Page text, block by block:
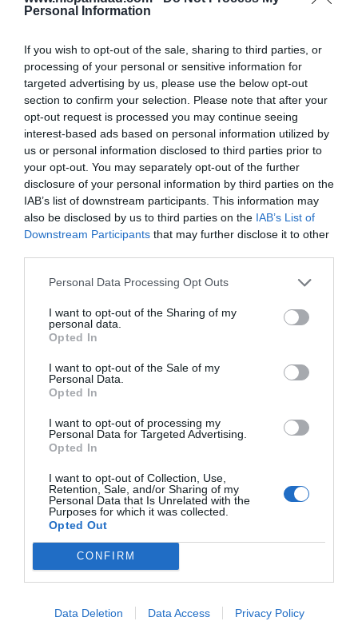
Personal Information
If you wish to opt-out of the sale, sharing to third parties, or
processing of your personal or sensitive information for
targeted advertising by us, please use the below opt-out
section to confirm your selection. Please note that after your
opt-out request is processed you may continue seeing
interest-based ads based on personal information utilized by
us or personal information disclosed to third parties prior to
your opt-out. You may separately opt-out of the further
disclosure of your personal information by third parties on the
IAB’s list of downstream participants. This information may
also be disclosed by us to third parties on the IAB’s List of
Downstream Participants that may further disclose it to other
Personal Data Processing Opt Outs
I want to opt-out of the Sharing of my
personal data.
Opted In
I want to opt-out of the Sale of my
Personal Data.
Opted In
I want to opt-out of processing my
Personal Data for Targeted Advertising.
Opted In
I want to opt-out of Collection, Use,
Retention, Sale, and/or Sharing of my
Personal Data that Is Unrelated with the
Purposes for which it was collected.
Opted Out
CONFIRM
Data Deletion Data Access Privacy Policy
La bomba de Hiroshima no perseguía a
católica del Japón
Eulogio López 08/08/26 06:00
SOCIEDAD
La batalla no es solo “híbrida” ni
“biopolítica”, sino espiritual... y la ganará la
Virgen
Gabriel Galdón 08/08/26 06:00
SOCIEDAD
Eslovaquia no admite el gaymonio...
bendecido en otros miembros de la Unión
Europea
Eulogio López 08/08/26 06:00
Marcelo Gullo: “El trabajo de desmitificar la
historia, de poner la verdadera, de
desmontar la falsificación, es un trabajo
cristiano"
Artículos anteriores
Diario de la corrupción sanchista. Hazte
Oír se manifiesta delante de La Mareta:
“Pedro Sánchez es un criminal”
por Redacción